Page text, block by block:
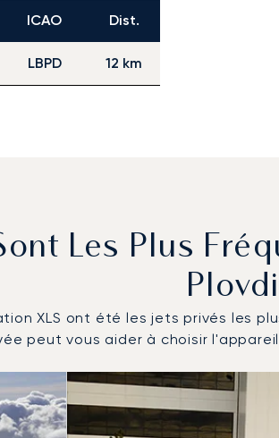
ICAO Dist.
LBPD 12 km
Les Plus
XLS ont été les jets privés les
peut vous aider à choisir
en nombre de mouvements en
(km)